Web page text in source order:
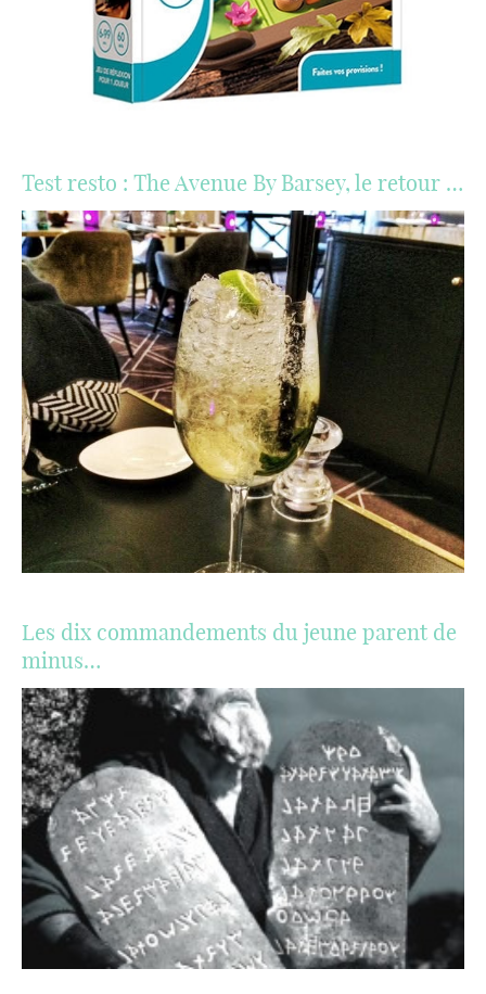
Test resto : The Avenue By Barsey, le retour …
Les dix commandements du jeune parent de
minus…